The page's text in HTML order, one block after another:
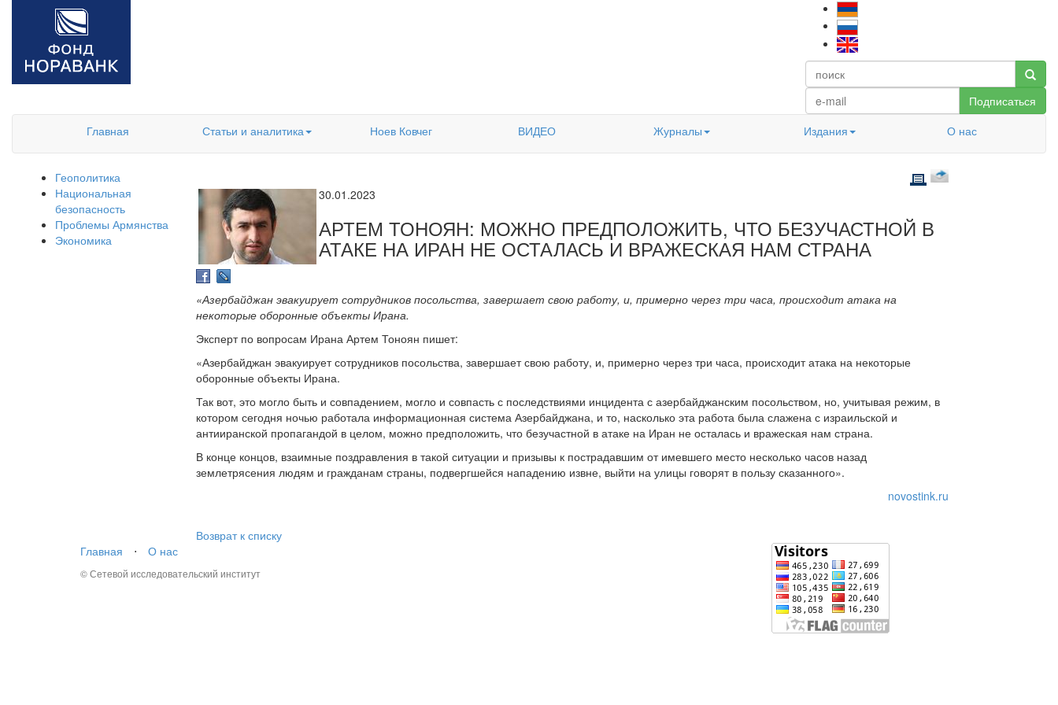
Подписаться
Главная
Статьи и аналитика Ноев Ковчег ВИДЕО Журналы Издания О нас
Геополитика
Национальная
безопасность
Проблемы Армянства
Экономика
30.01.2023
АРТЕМ ТОНОЯН: МОЖНО ПРЕДПОЛОЖИТЬ, ЧТО БЕЗУЧАСТНОЙ В
АТАКЕ НА ИРАН НЕ ОСТАЛАСЬ И ВРАЖЕСКАЯ НАМ СТРАНА
«Азербайджан эвакуирует сотрудников посольства, завершает свою работу, и, примерно через три часа, происходит атака на
некоторые оборонные объекты Ирана.
Эксперт по вопросам Ирана Артем Тоноян пишет:
«Азербайджан эвакуирует сотрудников посольства, завершает свою работу, и, примерно через три часа, происходит атака на некоторые
оборонные объекты Ирана.
Так вот, это могло быть и совпадением, могло и совпасть с последствиями инцидента с азербайджанским посольством, но, учитывая режим, в
котором сегодня ночью работала информационная система Азербайджана, и то, насколько эта работа была слажена с израильской и
антииранской пропагандой в целом, можно предположить, что безучастной в атаке на Иран не осталась и вражеская нам страна.
В конце концов, взаимные поздравления в такой ситуации и призывы к пострадавшим от имевшего место несколько часов назад
землетрясения людям и гражданам страны, подвергшейся нападению извне, выйти на улицы говорят в пользу сказанного».
novostink.ru
Возврат к списку
Главная
⋅ О нас
© Сетевой исследовательский институт